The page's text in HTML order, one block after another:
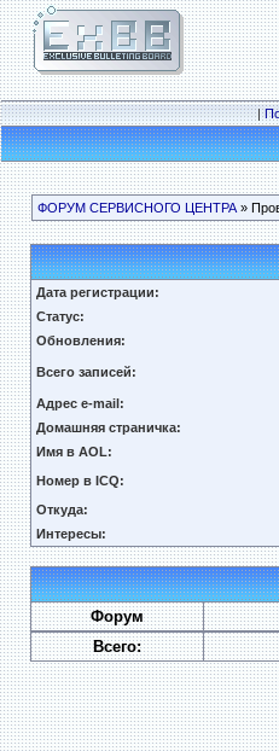
|
ФОРУМ СЕРВИСНОГО ЦЕНТРА»
Дата регистрации:
Статус:
Обновления:
Всего записей:
Адрес e-mail:
Домашняя страничка:
Имя в AOL:
Номер в ICQ:
Откуда:
Интересы:
Форум
Всего: